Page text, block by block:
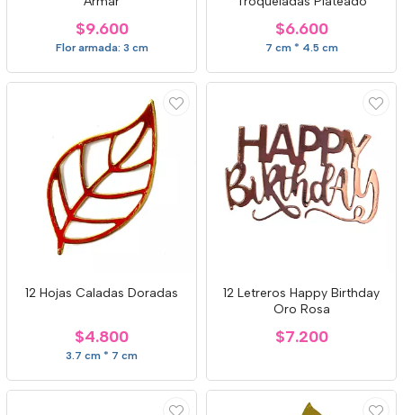
$9.600
Flor armada: 3 cm
$6.600
7 cm * 4.5 cm
12 Hojas Caladas Doradas
$4.800
3.7 cm * 7 cm
12 Letreros Happy Birthday
Oro Rosa
$7.200